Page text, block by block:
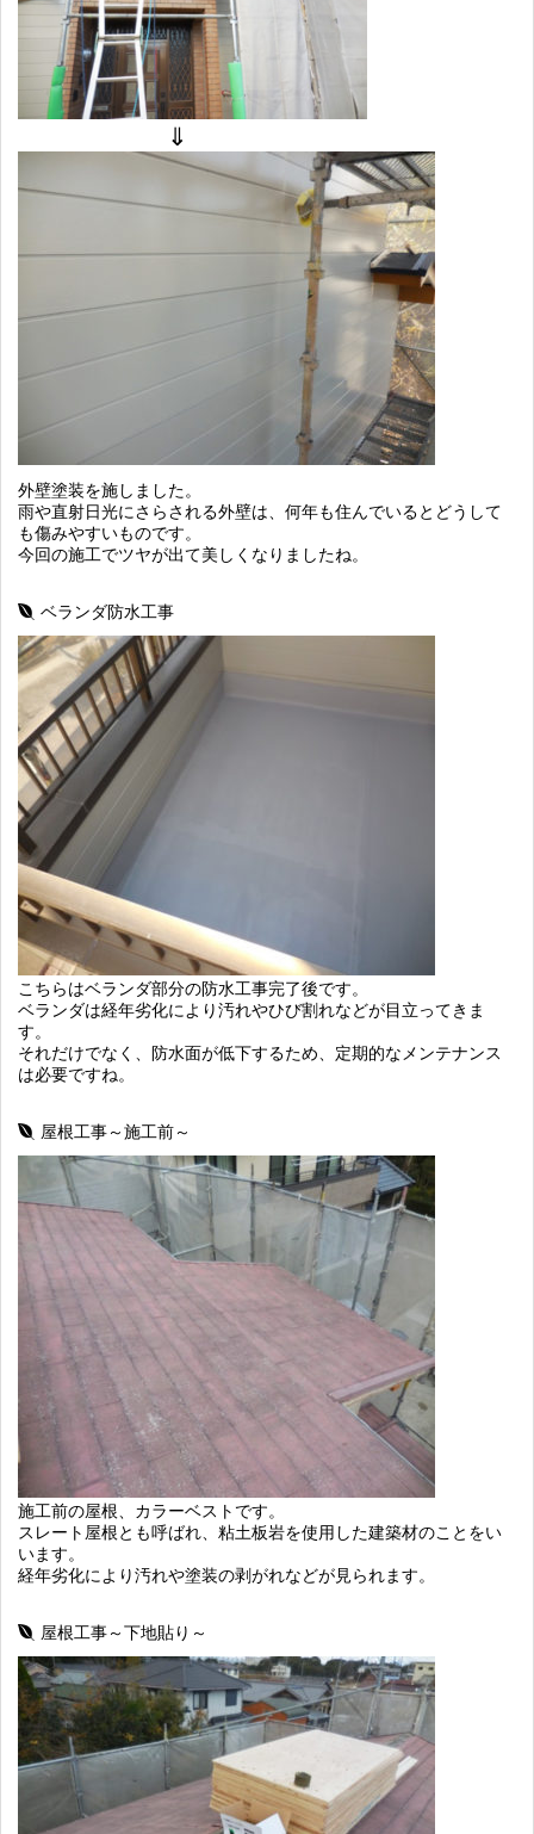
外壁塗装を施しました。
雨や直射日光にさらされる外壁は、何年も住んでいるとどうして
も傷みやすいものです。
今回の施工でツヤが出て美しくなりましたね。
ベランダ防水工事
こちらはベランダ部分の防水工事完了後です。
ベランダは経年劣化により汚れやひび割れなどが目立ってきま
す。
それだけでなく、防水面が低下するため、定期的なメンテナンス
は必要ですね。
屋根工事～施工前～
施工前の屋根、カラーベストです。
スレート屋根とも呼ばれ、粘土板岩を使用した建築材のことをい
います。
経年劣化により汚れや塗装の剥がれなどが見られます。
屋根工事～下地貼り～